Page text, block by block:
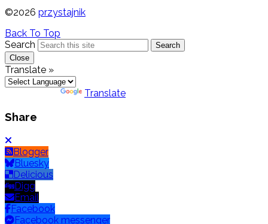
©2026 przystajnik
Back To Top
Search
Search
Close
Translate »
Translate
Share
Blogger
Bluesky
Delicious
Digg
Email
Facebook
Facebook messenger